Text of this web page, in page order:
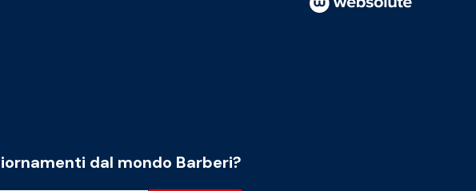
dal mondo Barberi?